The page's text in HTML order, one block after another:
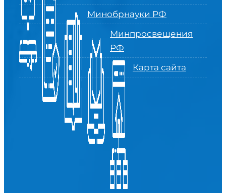
Минобрнауки РФ
Минпросвещения
РФ
Карта сайта